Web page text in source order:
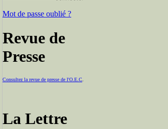
Mot de passe oublié ?
Revue de
Presse
Consultez la revue de presse de l'O.E.C
La Lettre